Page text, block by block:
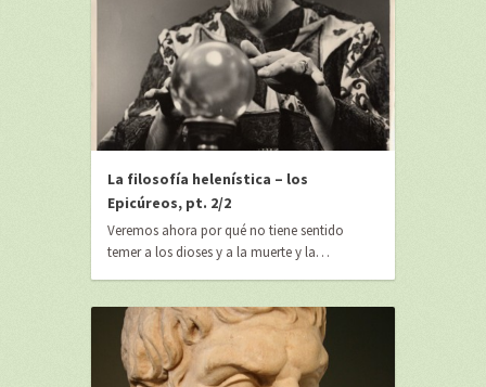
La filosofía helenística – los
Epicúreos, pt. 2/2
Veremos ahora por qué no tiene sentido
temer a los dioses y a la muerte y la…